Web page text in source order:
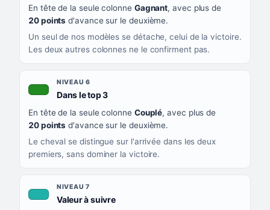
En tête de la seule colonne Gagnant, avec plus de
20 points d'avance sur le deuxième.
Un seul de nos modèles se détache, celui de la victoire.
Les deux autres colonnes ne le confirment pas.
NIVEAU 6
Dans le top 3, couleur verte
En tête de la seule colonne Couplé, avec plus de
20 points d'avance sur le deuxième.
Le cheval se distingue sur l'arrivée dans les deux
premiers, sans dominer la victoire.
NIVEAU 7
Valeur à suivre, couleur turquoise